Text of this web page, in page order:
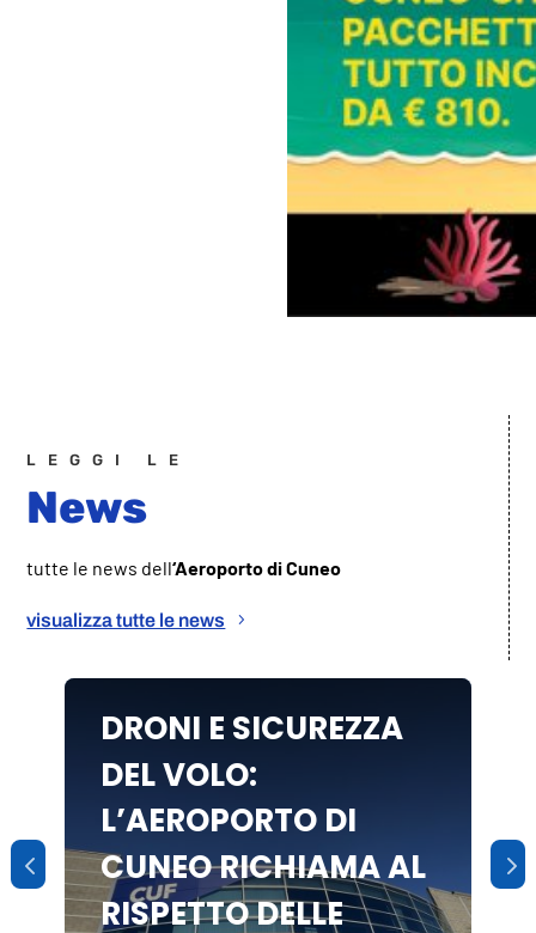
LEGGI LE
News
tutte le news dell‘Aeroporto diCuneo
visualizza tutte le news
DRONI E SICUREZZA
DEL VOLO:
L’AEROPORTO DI
CUNEO RICHIAMA AL
RISPETTO DELLE